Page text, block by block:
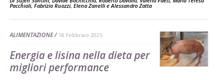
Pacchioli, Fabrizio Ruozzi, Elena Zanelli eAlessandro Zatta
ALIMENTAZIONE 18 Febbraio 2025
Energia e lisina nella dieta per
migliori performance